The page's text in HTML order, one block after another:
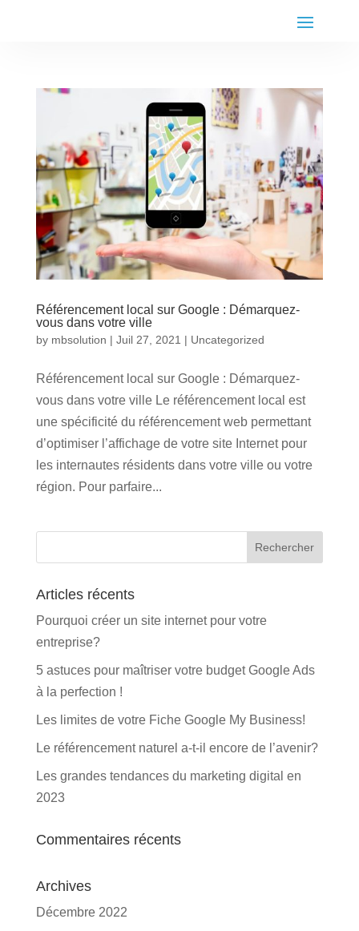
Référencement local sur Google : Démarquez-
vous dans votre ville
by mbsolution | Juil 27, 2021 | Uncategorized
Référencement local sur Google : Démarquez-
vous dans votre ville Le référencement local est
une spécificité du référencement web permettant
d’optimiser l’affichage de votre site Internet pour
les internautes résidents dans votre ville ou votre
région. Pour parfaire...
Articles récents
Pourquoi créer un site internet pour votre
entreprise?
5 astuces pour maîtriser votre budget Google Ads
à la perfection !
Les limites de votre Fiche Google My Business!
Le référencement naturel a-t-il encore de l’avenir?
Les grandes tendances du marketing digital en
2023
Commentaires récents
Archives
Décembre 2022